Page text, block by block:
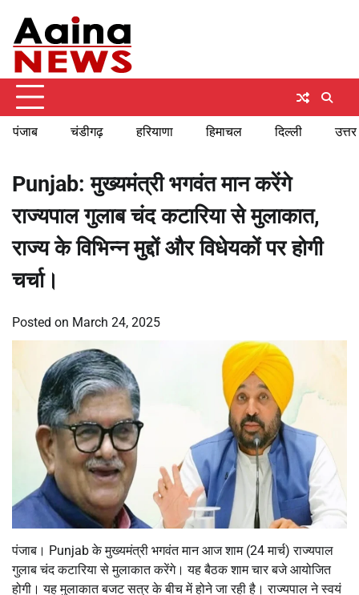
content
पंजाब चंडीगढ़ हरियाणा हिमाचल दिल्ली
Punjab: मुख्यमंत्री भगवंत मान करेंगे
राज्यपाल गुलाब चंद कटारिया से मुलाकात,
राज्य के विभिन्न मुद्दों और विधेयकों पर होगी
चर्चा।
Posted on March 24, 2025
पंजाब। Punjab के मुख्यमंत्री भगवंत मान आज शाम (24 मार्च) राज्यपाल
गुलाब चंद कटारिया से मुलाकात करेंगे। यह बैठक शाम चार बजे आयोजित
होगी। यह मुलाकात बजट सत्र के बीच में होने जा रही है। राज्यपाल ने स्वयं